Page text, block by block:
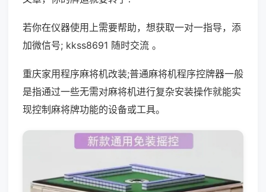
若你在仪器使用上需要帮助，想获取一对一指导，添
加微信号; kkss8691 随时交流 。
重庆家用程序麻将机改装;普通麻将机程序控牌器一般
是指通过一些无需对麻将机进行复杂安装操作就能实
现控制麻将牌功能的设备或工具。